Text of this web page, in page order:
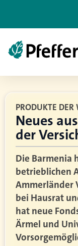
PRODUKTE DER
Neues
der
Die Barmenia
betrieblichen
Ammerländer
bei Hausrat
hat neue
Ärmel und